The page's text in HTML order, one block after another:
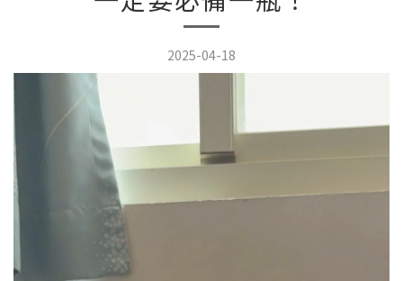
2025-04-18